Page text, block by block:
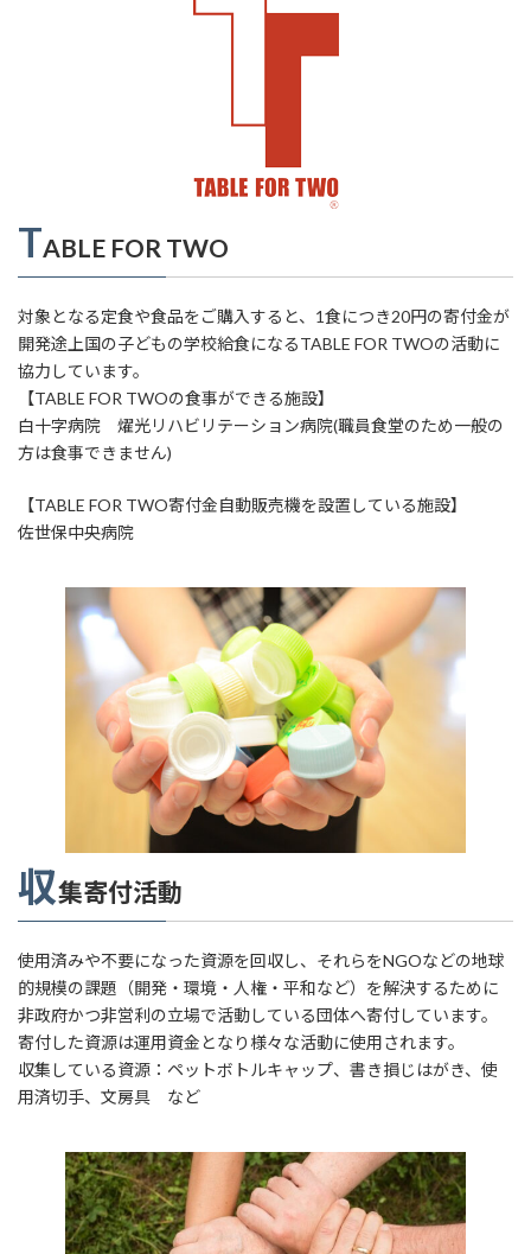
TABLE FOR TWO
対象となる定食や食品をご購入すると、1食につき20円の寄付金が
開発途上国の子どもの学校給食になるTABLE FOR TWOの活動に
協力しています。
【TABLE FOR TWOの食事ができる施設】
白十字病院 燿光リハビリテーション病院(職員食堂のため一般の
方は食事できません)
【TABLE FOR TWO寄付金自動販売機を設置している施設】
佐世保中央病院
収集寄付活動
使用済みや不要になった資源を回収し、それらをNGOなどの地球
的規模の課題（開発・環境・人権・平和など）を解決するために
非政府かつ非営利の立場で活動している団体へ寄付しています。
寄付した資源は運用資金となり様々な活動に使用されます。
収集している資源：ペットボトルキャップ、書き損じはがき、使
用済切手、文房具 など